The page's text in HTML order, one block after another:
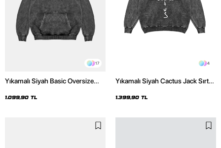
17
Yıkamalı Siyah Basic Oversize
1.099,90 TL
4
Yıkamalı Siyah Cactus Jack Sırt
1.399,90 TL